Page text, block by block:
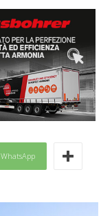
WhatsApp